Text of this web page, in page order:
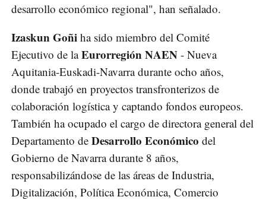
desarrollo económico regional", han señalado.
Izaskun Goñi ha sido miembro del Comité
Ejecutivo de laEurorregión NAEN - Nueva
Aquitania-Euskadi-Navarra durante ocho años,
donde trabajó en proyectos transfronterizos de
colaboración logística y captando fondos europeos.
También ha ocupado el cargo de directora general del
Departamento de Desarrollo Económico del
Gobierno de Navarra durante 8 años,
responsabilizándose de las áreas de Industria,
Digitalización, Política Económica, Comercio